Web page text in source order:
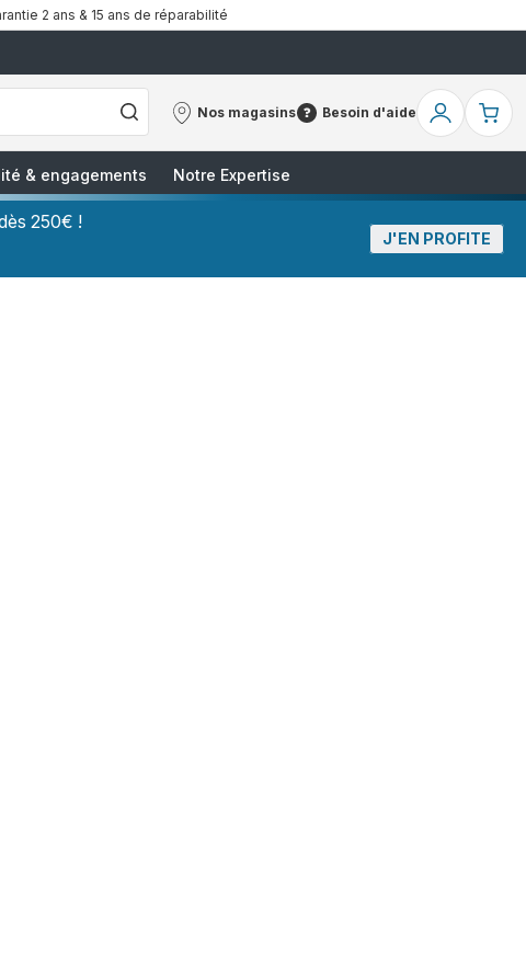
2 ans & 15 ans de réparabilité
Nos magasins
Nos
Besoin d'aide
Besoin
Mon
& engagements Notre Expertise
250€ !
J'EN PROFITE